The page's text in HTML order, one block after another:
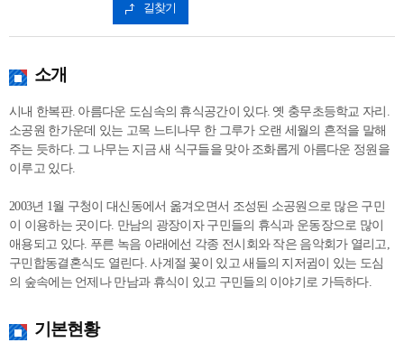
길찾기
소개
시내 한복판. 아름다운 도심속의 휴식공간이 있다. 옛 충무초등학교 자리.
소공원 한가운데 있는 고목 느티나무 한 그루가 오랜 세월의 흔적을 말해
주는 듯하다. 그 나무는 지금 새 식구들을 맞아 조화롭게 아름다운 정원을
이루고 있다.
2003년 1월 구청이 대신동에서 옮겨오면서 조성된 소공원으로 많은 구민
이 이용하는 곳이다. 만남의 광장이자 구민들의 휴식과 운동장으로 많이
애용되고 있다. 푸른 녹음 아래에선 각종 전시회와 작은 음악회가 열리고,
구민합동결혼식도 열린다. 사계절 꽃이 있고 새들의 지저귐이 있는 도심
의 숲속에는 언제나 만남과 휴식이 있고 구민들의 이야기로 가득하다.
기본현황